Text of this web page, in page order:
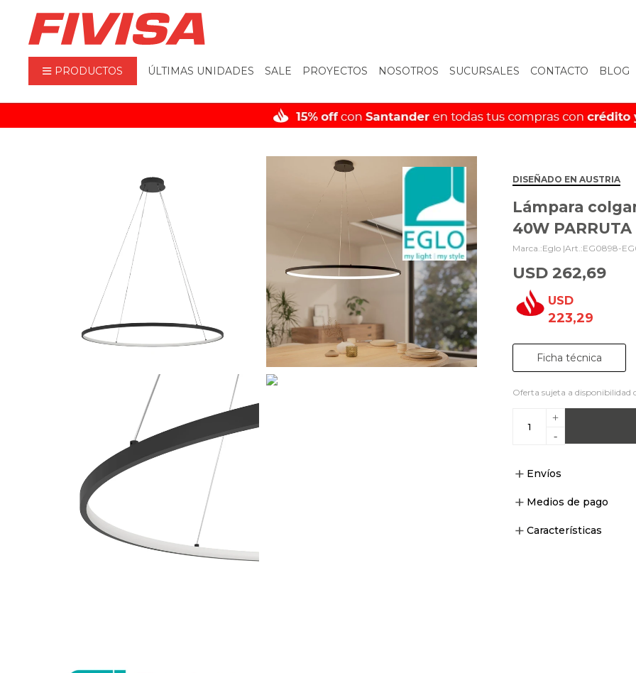
PRODUCTOS ÚLTIMAS UNIDADES SALE PROYECTOS NOSOTROS SUCURSALES CONTACTO BLOG
DISEÑADO EN AUSTRIA
Lámpara
40W
Eglo | EG0898-
USD 262,69
USD
223,29
Ficha técnica
Oferta sujeta a disponibilidad
+
-
Envíos
Medios de pago
Características